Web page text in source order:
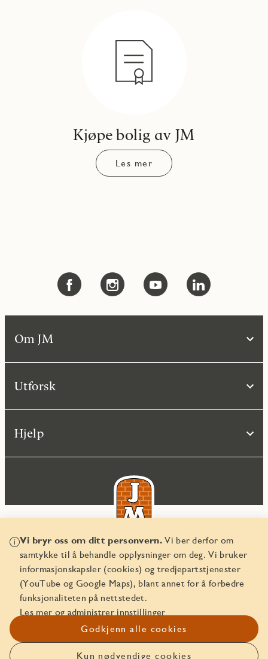
Kjøpe bolig av JM
Les mer
Vi bryr oss om ditt personvern.Vi ber derfor om
samtykke til å behandle opplysninger om deg. Vi bruker
informasjonskapsler (cookies) og tredjepartstjenester
(YouTube og Google Maps), blant annet for å forbedre
funksjonaliteten på nettstedet.
Les mer og administrer innstillinger
Godkjenn alle cookies
Kun nødvendige cookies
Om JM
Utforsk
Hjelp
© JM Norge AS 2026
Organisasjonsnummer 829 350 122